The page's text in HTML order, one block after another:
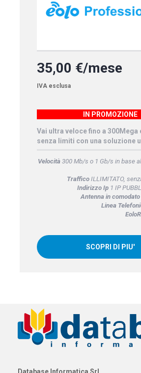
35,00 €/mese
IVA esclusa
IN PROMOZIONE
Vai ultra veloce fino a 300Mega
senza limiti con una soluzione
Velocità300 Mb/s o 1 Gb/s in base
TrafficoILLIMITATO,
Indirizzo Ip1 IP
Antenna in
Linea
SCOPRI DI PIU'